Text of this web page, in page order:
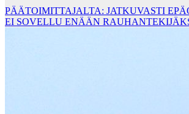
PÄÄTOIMITTAJALTA: JATKUVASTI
EI SOVELLU ENÄÄN